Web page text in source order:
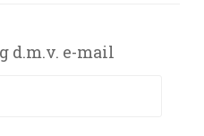
d.m.v. e-mail